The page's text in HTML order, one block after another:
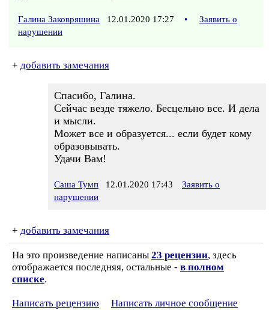
Галина Заковряшина 12.01.2020 17:27 •
Заявить о
нарушении
+ добавить замечания
Спасибо, Галина.
Сейчас везде тяжело. Бесцельно все. И дела
и мысли.
Может все и образуется... если будет кому
образовывать.
Удачи Вам!
Саша Тумп 12.01.2020 17:43
Заявить о
нарушении
+ добавить замечания
На это произведение написаны 23 рецензии, здесь
отображается последняя, остальные - в полном
списке.
Написать рецензию
Написать личное сообщение